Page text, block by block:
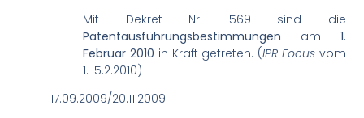
Mit Dekret Nr. 569 sind die
Patentausführungsbestimmungen am 1.
Februar 2010 in Kraft getreten. (IPR Focusvom
1.-5.2.2010)
17.09.2009/20.11.2009